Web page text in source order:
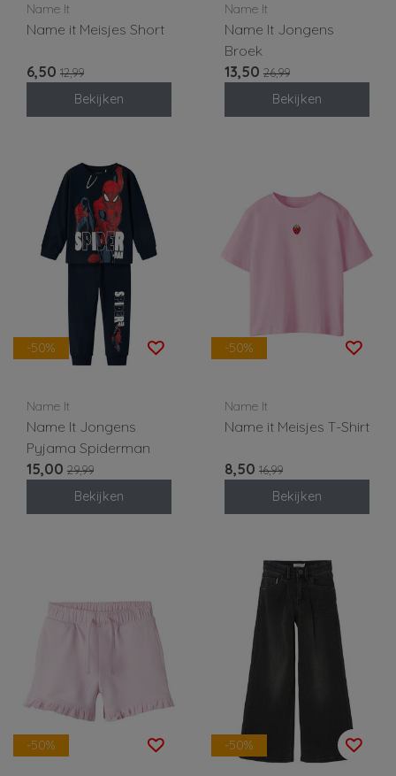
Name It
Name it Meisjes Short
6,50 12,99
Bekijken
Name It
Name It Jongens
Broek
13,50 26,99
Bekijken
-50%
Name It
Name It Jongens
Pyjama Spiderman
15,00 29,99
Bekijken
-50%
Name It
Name it Meisjes T-Shirt
8,50 16,99
Bekijken
-50% -50%